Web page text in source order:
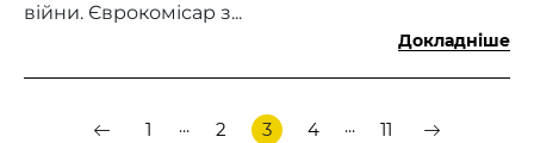
війни. Єврокомісар з...
Докладніше
1 ... 2 3 4 ... 11